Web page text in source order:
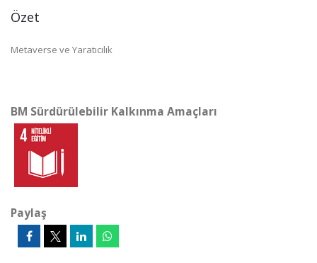
Özet
Metaverse ve Yaratıcılık
BM Sürdürülebilir Kalkınma Amaçları
Paylaş